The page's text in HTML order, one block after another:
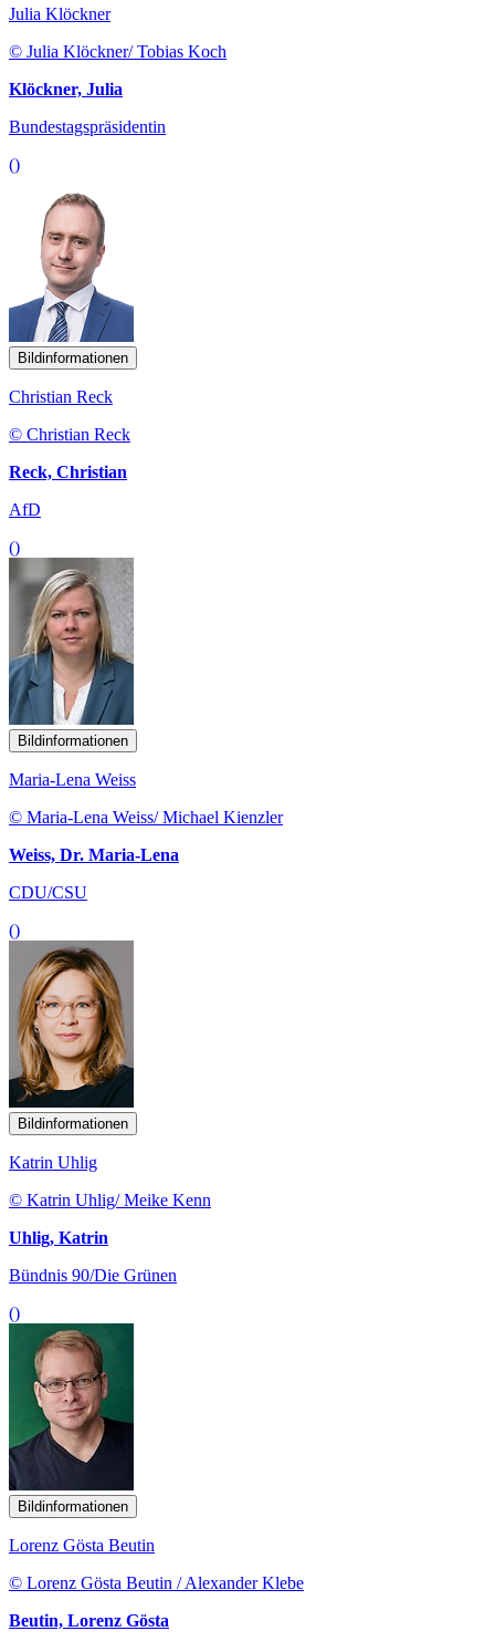
Julia Klöckner
© Julia Klöckner/ Tobias Koch
Klöckner, Julia
Bundestagspräsidentin
()
Bildinformationen
Christian Reck
© Christian Reck
Reck, Christian
AfD
()
Bildinformationen
Maria-Lena Weiss
© Maria-Lena Weiss/ Michael Kienzler
Weiss, Dr. Maria-Lena
CDU/CSU
()
Bildinformationen
Katrin Uhlig
© Katrin Uhlig/ Meike Kenn
Uhlig, Katrin
Bündnis 90/Die Grünen
()
Bildinformationen
Lorenz Gösta Beutin
© Lorenz Gösta Beutin / Alexander Klebe
Beutin, Lorenz Gösta